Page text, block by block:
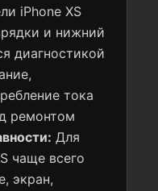
iPhone XS
и нижний
диагностикой
тока
ремонтом
Для
чаще всего
экран,